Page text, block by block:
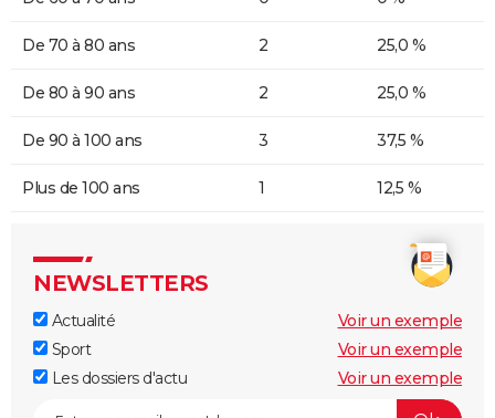
De 70 à 80 ans 2 25,0 %
De 80 à 90 ans 2 25,0 %
De 90 à 100 ans 3 37,5 %
Plus de 100 ans 1 12,5 %
NEWSLETTERS
Actualité
Voir un exemple
Sport
Voir un exemple
Les dossiers d'actu
Voir un exemple